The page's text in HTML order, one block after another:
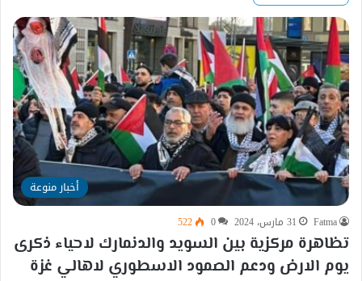
أخبار منوعة
Fatma 31 مارس، 2024 0
522
تظاهرة مركزية بين السويد والدنمارك لاحياء ذكرى
يوم الارض ودعم الصمود الاسطوري لاهالي غزة